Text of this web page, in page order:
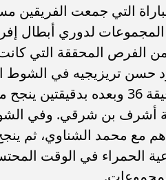
التي جمعت الفريقين
لدوري أبطال
من الفرص المحققة التي
تريزيجيه في الشوط
للأهلي برأسية من ركلة ركنية في
أشرف بن شرقي. وفي
مع محمد الشناوي، ثم
الحمراء في الوقت